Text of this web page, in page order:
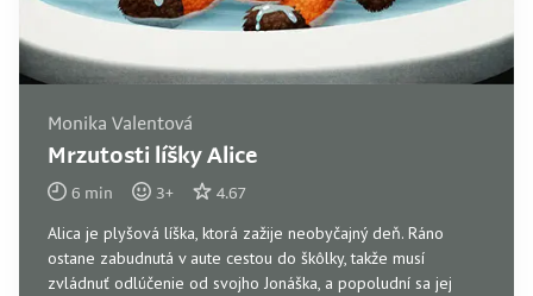
Monika Valentová
Mrzutosti líšky Alice
6 min 3+ 4.67
Alica je plyšová líška, ktorá zažije neobyčajný deň. Ráno
ostane zabudnutá v aute cestou do škôlky, takže musí
zvládnuť odlúčenie od svojho Jonáška, a popoludní sa jej